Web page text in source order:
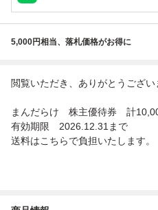
5,000円相当、落札価格がお得に
閲覧いただき、ありがとうござい
まんだらけ 株主優待券 計
有効期限 2026.12.31まで
送料はこちらで負担いたします。